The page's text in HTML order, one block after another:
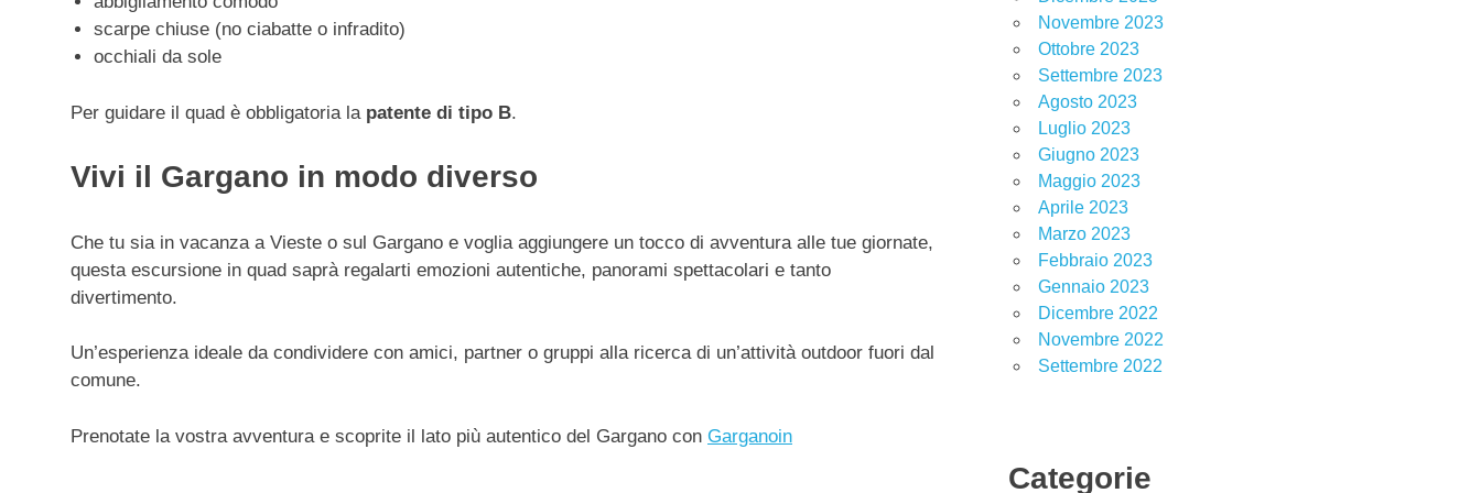
scarpe chiuse (no ciabatte o infradito)
occhiali da sole
Per guidare il quad è obbligatoria la patente di tipo B.
Vivi il Gargano in modo diverso
Che tu sia in vacanza a Vieste o sul Gargano e voglia aggiungere un tocco di avventura alle tue giornate,
questa escursione in quad saprà regalarti emozioni autentiche, panorami spettacolari e tanto
divertimento.
Un’esperienza ideale da condividere con amici, partner o gruppi alla ricerca di un’attività outdoor fuori dal
comune.
Prenotate la vostra avventura e scoprite il lato più autentico del Gargano con Garganoin
Novembre 2023
Ottobre 2023
Settembre 2023
Agosto 2023
Luglio 2023
Giugno 2023
Maggio 2023
Aprile 2023
Marzo 2023
Febbraio 2023
Gennaio 2023
Dicembre 2022
Novembre 2022
Settembre 2022
Categorie